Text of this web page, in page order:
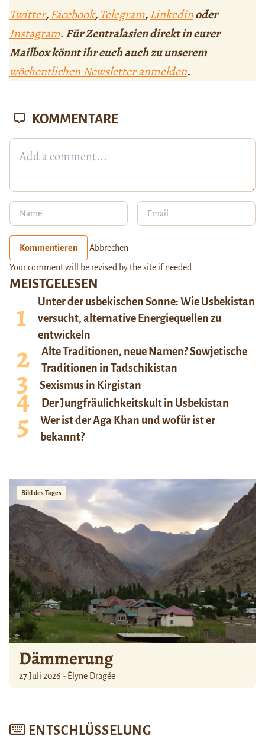
Twitter,Facebook,Telegram,Linkedinoder
Instagram. Für Zentralasien direkt in eurer
Mailbox könnt ihr euch auch zu unserem
wöchentlichen Newsletter anmelden.
MEISTGELESEN
Unter der usbekischen Sonne: Wie Usbekistan
versucht, alternative Energiequellen zu
entwickeln
Alte Traditionen, neue Namen? Sowjetische
Traditionen in Tadschikistan
Sexismus in Kirgistan
Der Jungfräulichkeitskult in Usbekistan
Wer ist der Aga Khan und wofür ist er
bekannt?
Bild des Tages
Dämmerung
27 Juli 2026 - Élyne Dragée
ENTSCHLÜSSELUNG
KOMMENTARE
Kommentieren Abbrechen
Your comment will be revised by the site if needed.